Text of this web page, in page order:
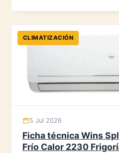
CLIMATIZACIÓN
5 Jul 2026
Ficha técnica Wins
Frío Calor 2230